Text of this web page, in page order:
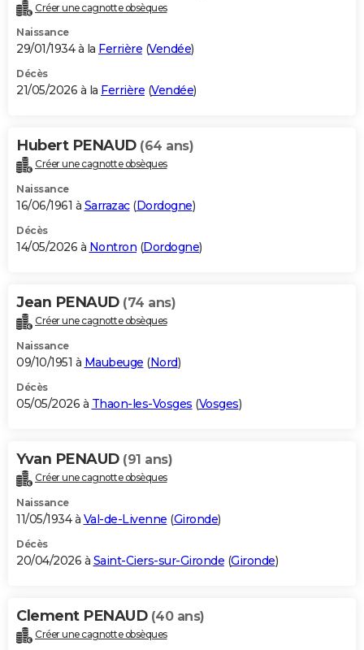
Créer une cagnotte obsèques
Naissance
29/01/1934 à la Ferrière (Vendée)
Décès
21/05/2026 à la Ferrière (Vendée)
Hubert PENAUD (64 ans)
Créer une cagnotte obsèques
Naissance
16/06/1961 à Sarrazac(Dordogne)
Décès
14/05/2026 à Nontron (Dordogne)
Jean PENAUD (74 ans)
Créer une cagnotte obsèques
Naissance
09/10/1951 à Maubeuge (Nord)
Décès
05/05/2026 à Thaon-les-Vosges (Vosges)
Yvan PENAUD (91 ans)
Créer une cagnotte obsèques
Naissance
11/05/1934 à Val-de-Livenne (Gironde)
Décès
20/04/2026 à Saint-Ciers-sur-Gironde (Gironde)
Clement PENAUD (40 ans)
Créer une cagnotte obsèques